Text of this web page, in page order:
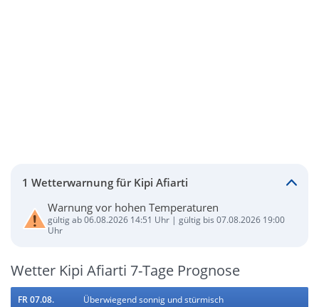
1 Wetterwarnung für Kipi Afiarti
Warnung vor hohen Temperaturen
gültig ab 06.08.2026 14:51 Uhr | gültig bis 07.08.2026 19:00
Uhr
Wetter Kipi Afiarti 7-Tage Prognose
FR 07.08. Überwiegend sonnig und stürmisch